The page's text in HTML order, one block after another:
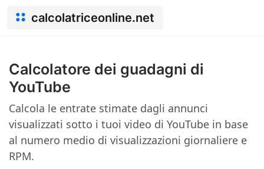
calcolatriceonline.net
Calcolatore dei guadagni di
YouTube
Calcola le entrate stimate dagli annunci
visualizzati sotto i tuoi video di YouTube in base
al numero medio di visualizzazioni giornaliere e
RPM.